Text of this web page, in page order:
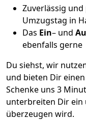
Zuverlässig
Umzugstag in
Das Ein– und
ebenfalls gerne
Du siehst, wir
und bieten Dir
Schenke uns 3
unterbreiten Dir ein
überzeugen wird.